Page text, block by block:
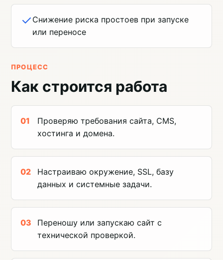
Снижение риска простоев при запуске
или переносе
ПРОЦЕСС
Как строится работа
Проверяю требования сайта, CMS,
хостинга и домена.
Настраиваю окружение, SSL, базу
данных и системные задачи.
Переношу или запускаю сайт с
технической проверкой.